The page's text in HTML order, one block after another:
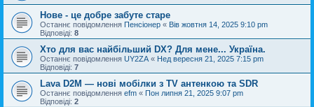
Нове - це добре забуте старе
Останнє повідомлення Пенсіонер « Вів жовтня 14, 2025 9:10 pm
Відповіді: 8
Хто для вас найбільший DX? Для мене... Україна.
Останнє повідомлення UY2ZA « Нед вересня 21, 2025 7:15 pm
Відповіді: 7
Lava D2M — нові мобілки з TV антенкою та SDR
Останнє повідомлення efm « Пон липня 21, 2025 9:07 pm
Відповіді: 2